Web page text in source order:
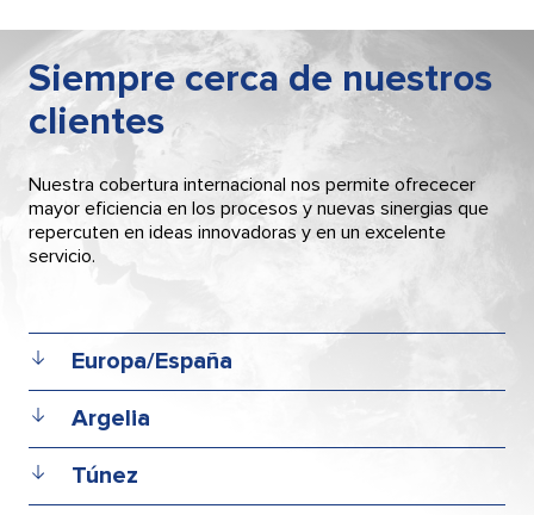
Siempre cerca de nuestros
clientes
Nuestra cobertura internacional nos permite ofrececer
mayor eficiencia en los procesos y nuevas sinergias que
repercuten en ideas innovadoras y en un excelente
servicio.
Europa/España
STE Engipharm
Headquarter and factory
Avda. Universitat Autònoma, 13
Parc Tecnològic del Vallès
Argelia
STE MAGHREB SARL
Túnez